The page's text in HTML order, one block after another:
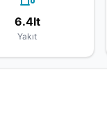
6.4lt
Yakıt